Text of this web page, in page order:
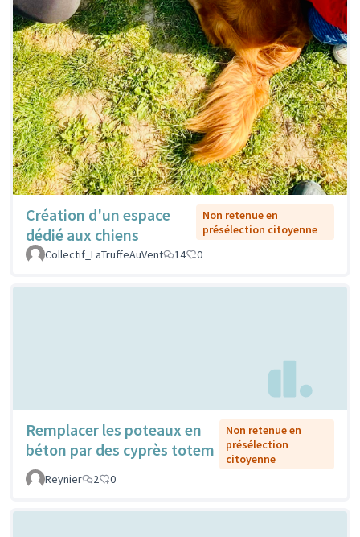
Création d'un espace
dédié aux chiens
Non retenue en
présélection citoyenne
Collectif_LaTruffeAuVent
14 0
Remplacer les poteaux en
béton par des cyprès totem
Non retenue en
présélection
citoyenne
Reynier
2 0